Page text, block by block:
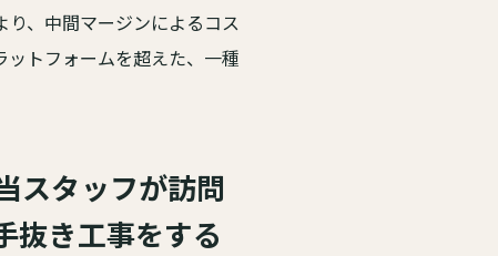
、中間マージンによるコス
トフォームを超えた、一種
スタッフが訪問
抜き工事をする